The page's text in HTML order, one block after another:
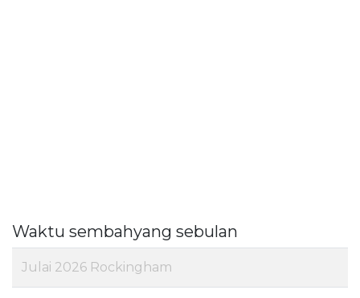
Waktu sembahyang sebulan
Julai 2026 Rockingham